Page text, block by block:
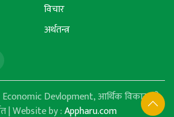
विचार
अर्थतन्त्र
Devlopment, आर्थिक विकासको
| Website by :Appharu.com